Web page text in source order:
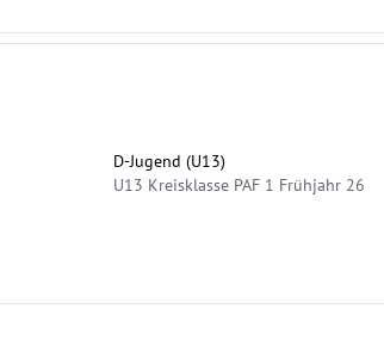
D-Jugend (U13)
U13 Kreisklasse PAF 1 Frühjahr 26